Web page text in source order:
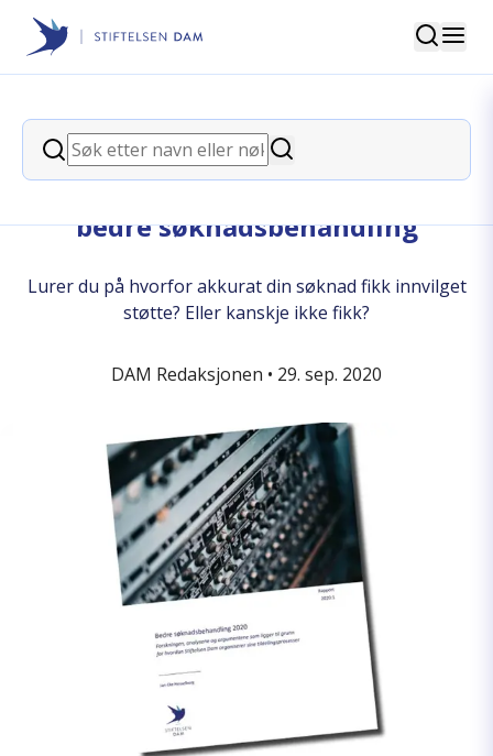
Stiftelsen Dam
Søk
Søk
Søk
back
Rapport: Stiftelsen Dams arbeid for
bedre søknadsbehandling
Lurer du på hvorfor akkurat din søknad fikk innvilget
støtte? Eller kanskje ikke fikk?
DAM Redaksjonen • 29. sep. 2020